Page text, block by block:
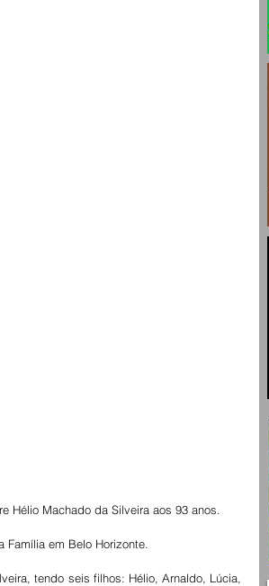
Hélio Machado da Silveira aos 93 anos.
Família em Belo Horizonte.
tendo seis filhos: Hélio, Arnaldo, Lúcia,